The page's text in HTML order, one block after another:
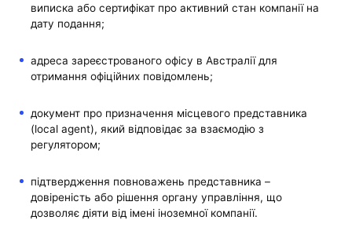
виписка або сертифікат про активний стан компанії на
дату подання;
адреса зареєстрованого офісу в Австралії для
отримання офіційних повідомлень;
документ про призначення місцевого представника
(local agent), який відповідає за взаємодію з
регулятором;
підтвердження повноважень представника –
довіреність або рішення органу управління, що
дозволяє діяти від імені іноземної компанії.